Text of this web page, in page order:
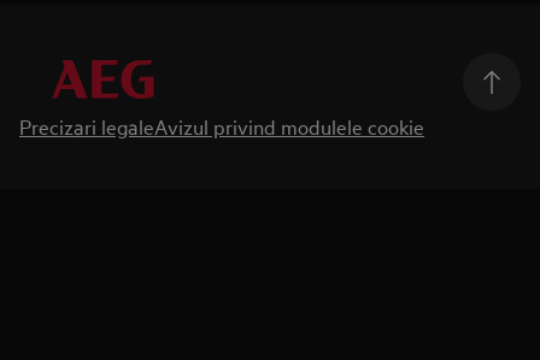
Precizari legaleAvizul privind modulele cookie